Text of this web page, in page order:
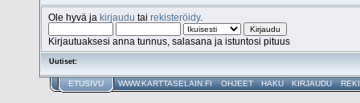
Ole hyvä jakirjaudu tairekisteröidy.
Kirjautuaksesi anna tunnus, salasana ja istuntosi pituus
Uutiset:
ETUSIVU WWW.KARTTASELAIN.FI OHJEET HAKU KIRJAUDU